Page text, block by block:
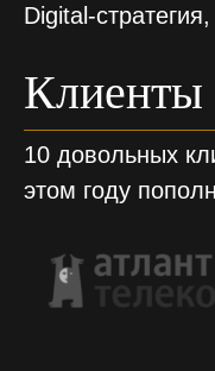
Digital-
Клиенты
10 довольных
этом году